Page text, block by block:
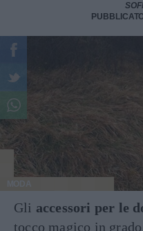
MODA
Gli accessori per le
tocco magico in